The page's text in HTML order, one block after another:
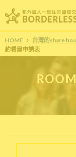
HOME 台灣的share
約看屋申請表